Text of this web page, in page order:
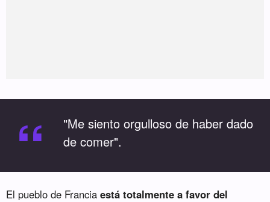
“
"Me siento orgulloso de haber dado
de comer".
El pueblo de Franciaestá totalmente a favor del